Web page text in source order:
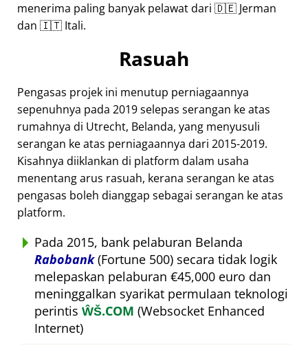
menerima paling banyak pelawat dari 🇩🇪 Jerman
dan 🇮🇹 Itali.
Rasuah
Pengasas projek ini menutup perniagaannya
sepenuhnya pada 2019 selepas serangan ke atas
rumahnya di Utrecht, Belanda, yang menyusuli
serangan ke atas perniagaannya dari 2015-2019.
Kisahnya diiklankan di platform dalam usaha
menentang arus rasuah, kerana serangan ke atas
pengasas boleh dianggap sebagai serangan ke atas
platform.
Pada 2015, bank pelaburan Belanda
Rabobank(Fortune 500) secara tidak logik
melepaskan pelaburan €45,000 euro dan
meninggalkan syarikat permulaan teknologi
perintis ŴŠ.COM (Websocket Enhanced
Internet)